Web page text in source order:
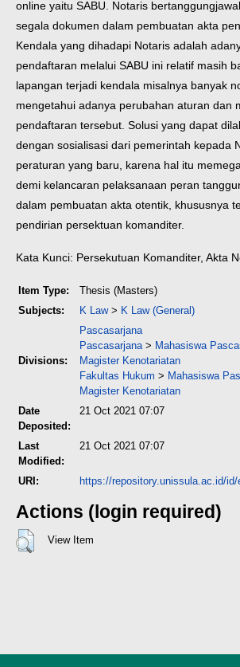
online yaitu SABU. Notaris
segala dokumen dalam pembuatan akta
Kendala yang dihadapi Notaris adalah
pendaftaran melalui SABU ini relatif masih
lapangan terjadi kendala misalnya banyak
mengetahui adanya perubahan aturan dan
pendaftaran tersebut. Solusi yang dapat
dengan sosialisasi dari pemerintah kepada
peraturan yang baru, karena hal itu
demi kelancaran pelaksanaan peran
dalam pembuatan akta otentik, khususnya
pendirian persektuan komanditer.
Kata Kunci: Persekutuan Komanditer, Akta
Item Type:
Thesis (Masters)
Subjects:
K Law> K Law (General)
Divisions:
Pascasarjana
Pascasarjana> Mahasiswa
Magister Kenotariatan
Fakultas Hukum > Mahasiswa
Magister Kenotariatan
Date
Deposited:
21 Oct 2021 07:07
Last
Modified:
21 Oct 2021 07:07
URI: https://repository.unissula.ac.id/id/
Actions (login required)
View Item